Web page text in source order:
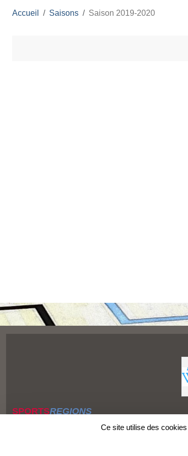
Accueil Saisons Saison 2019-2020
SPORTSREGIONS
Ce site utilise des